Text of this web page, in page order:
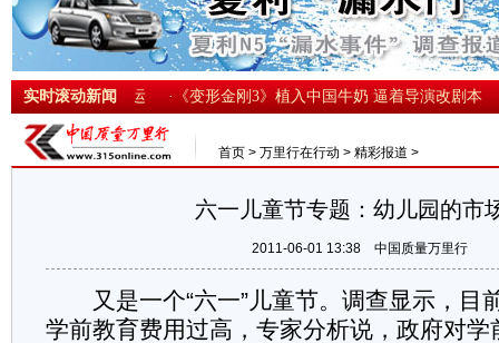
实时滚动新闻
斯扶梯全部停运 ·《变形金刚3》植入中国牛奶 逼着导演改剧本 ·中
首页 > 万里行在行动 > 精彩报道 >
六一儿童节专题：幼儿园的市
2011-06-01 13:38 中国质量万里行
又是一个“六一”儿童节。调查显示，目
学前教育费用过高，专家分析说，政府对